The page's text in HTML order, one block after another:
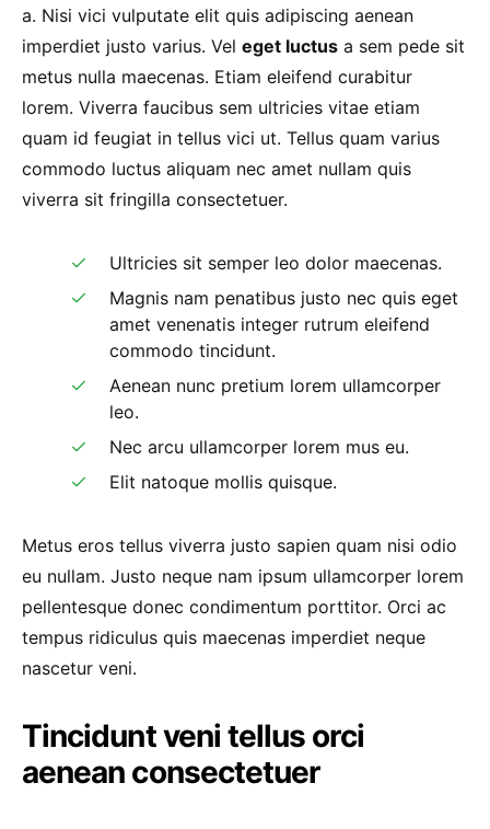
a. Nisi vici vulputate elit quis adipiscing aenean
imperdiet justo varius. Vel eget luctus a sem pede sit
metus nulla maecenas. Etiam eleifend curabitur
lorem. Viverra faucibus sem ultricies vitae etiam
quam id feugiat in tellus vici ut. Tellus quam varius
commodo luctus aliquam nec amet nullam quis
viverra sit fringilla consectetuer.
Ultricies sit semper leo dolor maecenas.
Magnis nam penatibus justo nec quis eget
amet venenatis integer rutrum eleifend
commodo tincidunt.
Aenean nunc pretium lorem ullamcorper
leo.
Nec arcu ullamcorper lorem mus eu.
Elit natoque mollis quisque.
Metus eros tellus viverra justo sapien quam nisi odio
eu nullam. Justo neque nam ipsum ullamcorper lorem
pellentesque donec condimentum porttitor. Orci ac
tempus ridiculus quis maecenas imperdiet neque
nascetur veni.
Tincidunt veni tellus orci
aenean consectetuer